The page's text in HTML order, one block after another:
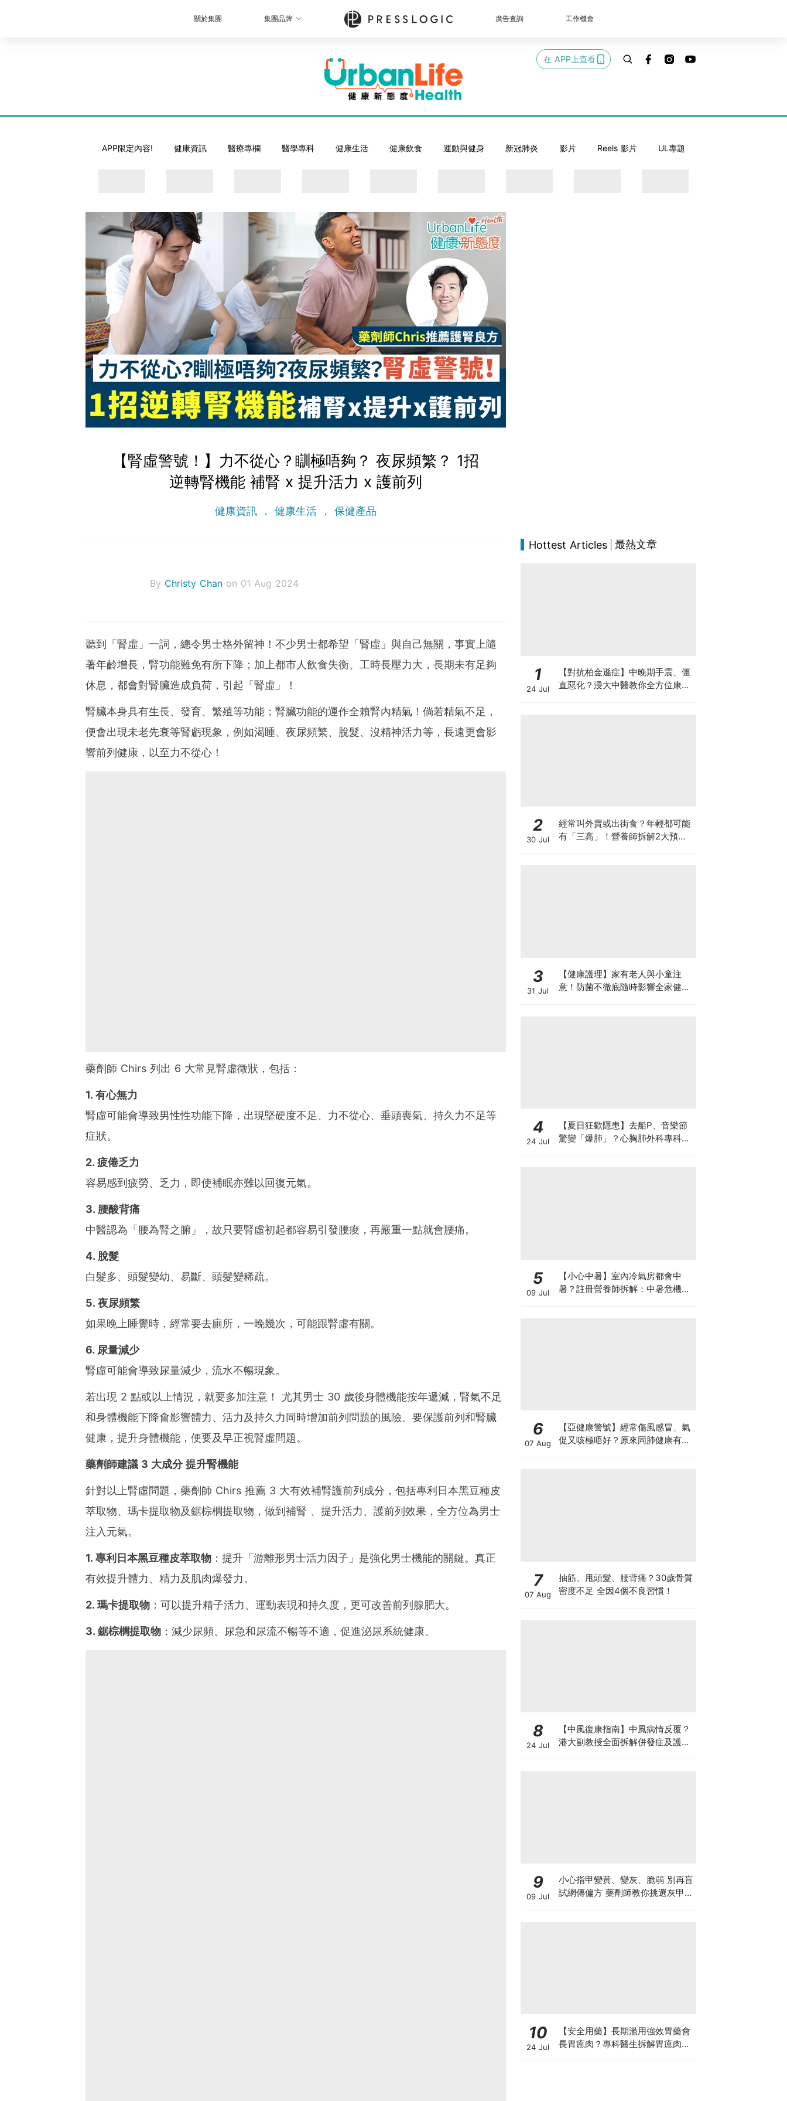
關於集團 集團品牌 廣告查詢 工作機會
在 APP上查看
APP限定內容! 健康資訊 醫療專欄 醫學專科 健康生活 健康飲食 運動與健身 新冠肺炎 影片 Reels 影片 UL專題
【腎虛警號！】力不從心？瞓極唔夠？ 夜尿頻繁？ 1招
逆轉腎機能 補腎 x 提升活力 x 護前列
健康資訊 健康生活 保健產品
By Christy Chan on 01 Aug 2024
聽到「腎虛」一詞，總令男士格外留神！不少男士都希望「腎虛」與自己無關，事實上隨
著年齡增長，腎功能難免有所下降；加上都市人飲食失衡、工時長壓力大，長期未有足夠
休息，都會對腎臟造成負荷，引起「腎虛」！
腎臟本身具有生長、發育、繁殖等功能；腎臟功能的運作全賴腎內精氣！倘若精氣不足，
便會出現未老先衰等腎虧現象，例如渴睡、夜尿頻繁、脫髮、沒精神活力等，長遠更會影
響前列健康，以至力不從心！
藥劑師 Chirs 列出 6 大常見腎虛徵狀，包括：
1. 有心無力
腎虛可能會導致男性性功能下降，出現堅硬度不足、力不從心、垂頭喪氣、持久力不足等
症狀。
2. 疲倦乏力
容易感到疲勞、乏力，即使補眠亦難以回復元氣。
3. 腰酸背痛
中醫認為「腰為腎之腑」，故只要腎虛初起都容易引發腰痠，再嚴重一點就會腰痛。
4. 脫髮
白髮多、頭髮變幼、易斷、頭髮變稀疏。
5. 夜尿頻繁
如果晚上睡覺時，經常要去廁所，一晚幾次，可能跟腎虛有關。
6. 尿量減少
腎虛可能會導致尿量減少，流水不暢現象。
若出現 2 點或以上情況，就要多加注意！ 尤其男士 30 歲後身體機能按年遞減，腎氣不足
和身體機能下降會影響體力、活力及持久力同時增加前列問題的風險。要保護前列和腎臟
健康，提升身體機能，便要及早正視腎虛問題。
藥劑師建議 3 大成分 提升腎機能
針對以上腎虛問題，藥劑師 Chirs 推薦 3 大有效補腎護前列成分，包括專利日本黑豆種皮
萃取物、瑪卡提取物及鋸棕櫚提取物，做到補腎 、提升活力、護前列效果，全方位為男士
注入元氣。
1. 專利日本黑豆種皮萃取物：提升「游離形男士活力因子」是強化男士機能的關鍵。真正
有效提升體力、精力及肌肉爆發力。
2. 瑪卡提取物：可以提升精子活力、運動表現和持久度，更可改善前列腺肥大。
3. 鋸棕櫚提取物：減少尿頻、尿急和尿流不暢等不適，促進泌尿系統健康。
Hottest Articles 最熱文章
1
24 Jul
【對抗柏金遜症】中晚期手震、僵
直惡化？浸大中醫教你全方位康復
2
30 Jul
經常叫外賣或出街食？年輕都可能
有「三高」！營養師拆解2大預防
3
31 Jul
【健康護理】家有老人與小童注
意！防菌不徹底隨時影響全家健康
4
24 Jul
【夏日狂歡隱患】去船P、音樂節
驚變「爆肺」？心胸肺外科專科醫
5
09 Jul
【小心中暑】室內冷氣房都會中
暑？註冊營養師拆解：中暑危機及
6
07 Aug
【亞健康警號】經常傷風感冒、氣
促又咳極唔好？原來同肺健康有
7
07 Aug
抽筋、甩頭髮、腰背痛？30歲骨質
密度不足 全因4個不良習慣！
8
24 Jul
【中風復康指南】中風病情反覆？
港大副教授全面拆解併發症及護理
9
09 Jul
小心指甲變黃、變灰、脆弱 別再盲
試網傳偏方 藥劑師教你挑選灰甲產
10
24 Jul
【安全用藥】長期濫用強效胃藥會
長胃瘜肉？專科醫生拆解胃瘜肉癌